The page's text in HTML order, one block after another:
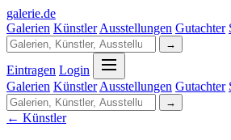
galerie.de
Galerien Künstler Ausstellungen Gutachter
→
Eintragen Login
Galerien Künstler Ausstellungen Gutachter
→
← Künstler